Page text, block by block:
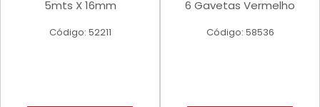
5mts X 16mm
Código: 52211
6 Gavetas Vermelho
Código: 58536